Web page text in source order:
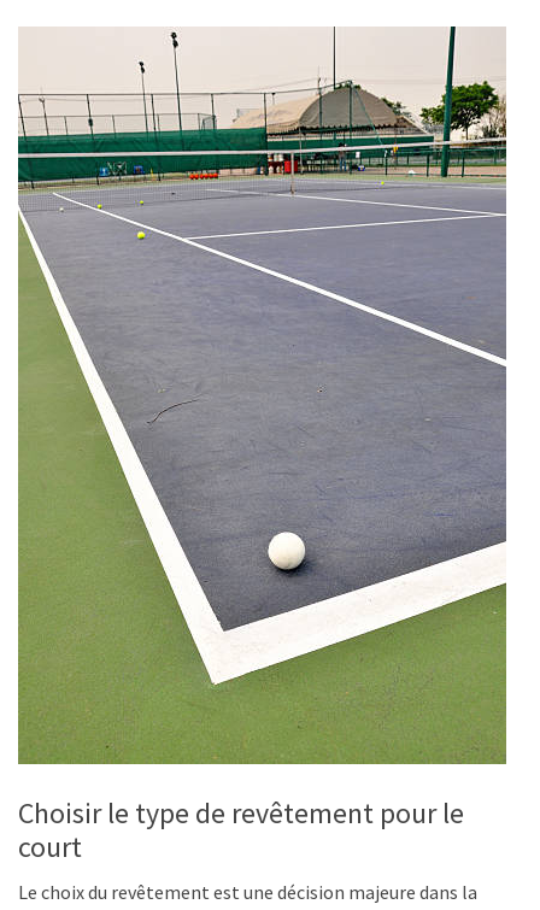
Choisir le type de revêtement pour le
court
Le choix du revêtement est une décision majeure dans la